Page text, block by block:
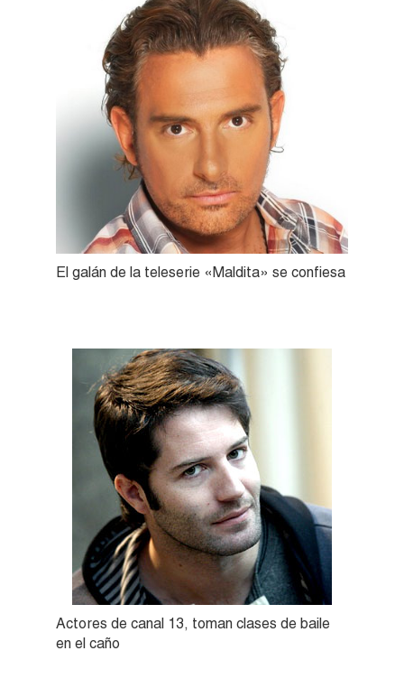
El galán de la teleserie «Maldita» se confiesa
Actores de canal 13, toman clases de baile
en el caño